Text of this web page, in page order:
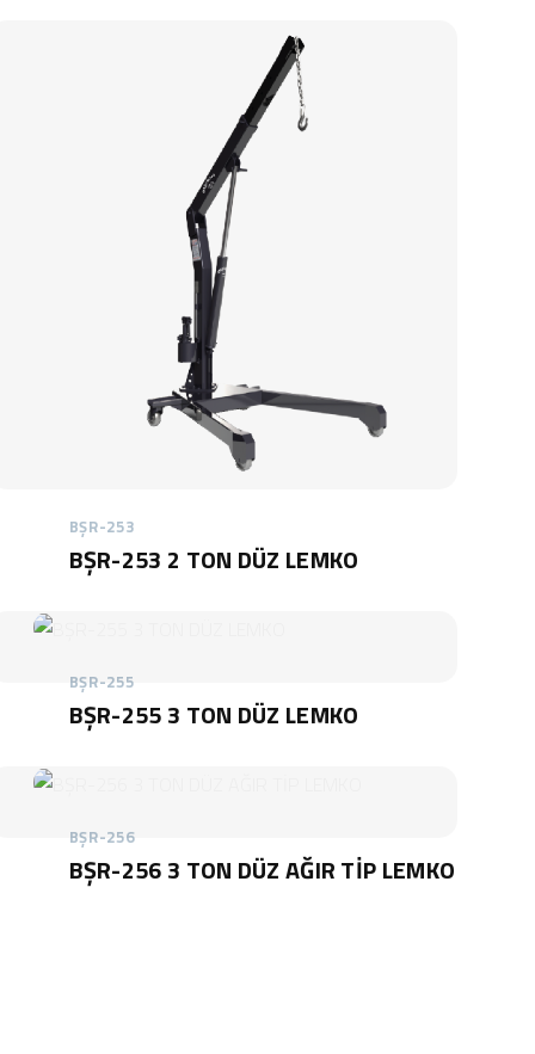
BŞR-253
BŞR-253 2 TON DÜZ LEMKO
BŞR-255
BŞR-255 3 TON DÜZ LEMKO
BŞR-256
BŞR-256 3 TON DÜZ AĞIR TİP LEMKO